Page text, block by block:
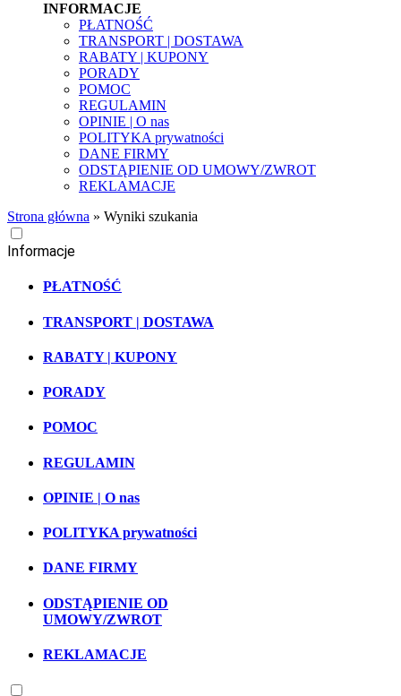
INFORMACJE
PŁATNOŚĆ
TRANSPORT | DOSTAWA
RABATY | KUPONY
PORADY
POMOC
REGULAMIN
OPINIE | O nas
POLITYKA prywatności
DANE FIRMY
ODSTĄPIENIE OD UMOWY/ZWROT
REKLAMACJE
Strona główna » Wyniki szukania
Informacje
PŁATNOŚĆ
TRANSPORT | DOSTAWA
RABATY | KUPONY
PORADY
POMOC
REGULAMIN
OPINIE | O nas
POLITYKA prywatności
DANE FIRMY
ODSTĄPIENIE OD
UMOWY/ZWROT
REKLAMACJE